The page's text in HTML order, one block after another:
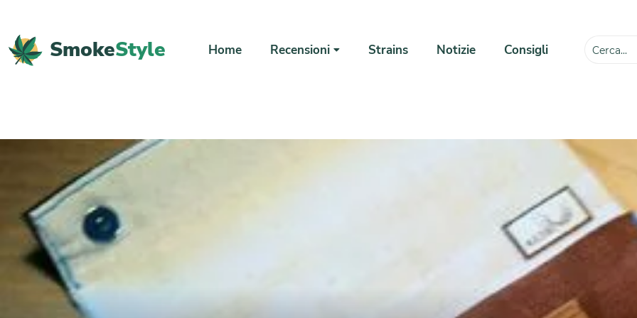
SmokeStyle Home Recensioni Strains Notizie Consigli 💸